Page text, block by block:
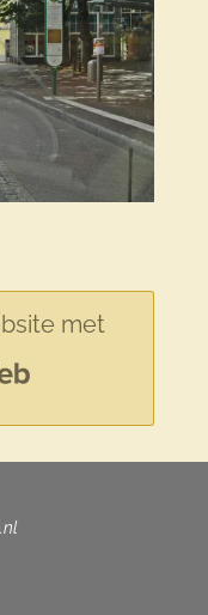
met